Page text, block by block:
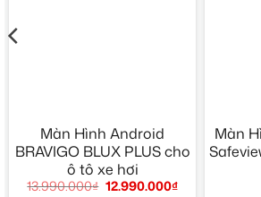
Màn Hình Android
BRAVIGO BLUX PLUS cho
ô tô xe hơi
13.990.000₫ 12.990.000₫
Màn